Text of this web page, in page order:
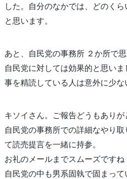
した。自分のなかでは、どのく
と思います。
あと、自民党の事務所 ２か所で
自民党に対しては効果的と思い
事を精読している人は意外に少な
キソイさん。ご報告どうもありが
自民党の事務所での詳細なやり
て読売提言を一緒に持参。
お礼のメールまでスムーズですね
自民党の中も男系固執で固まっ